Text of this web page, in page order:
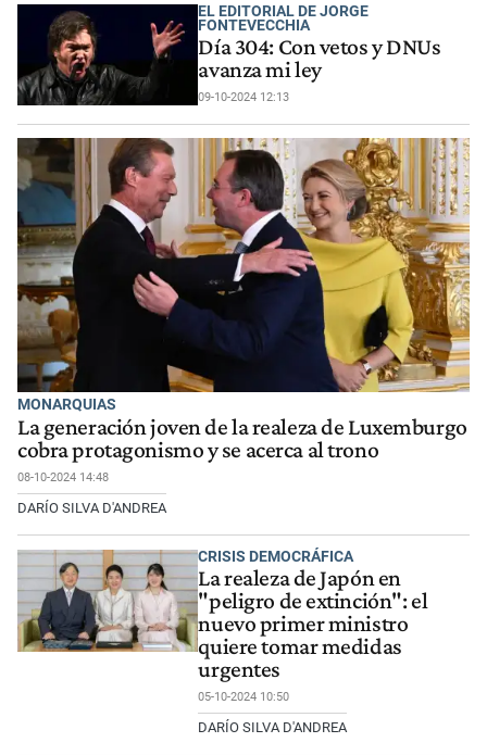
EL EDITORIAL DE JORGE
FONTEVECCHIA
Día 304: Con vetos y DNUs
avanza mi ley
09-10-2024 12:13
MONARQUIAS
La generación joven de la realeza de Luxemburgo
cobra protagonismo y se acerca al trono
08-10-2024 14:48
DARÍO SILVA D'ANDREA
CRISIS DEMOCRÁFICA
La realeza de Japón en
"peligro de extinción": el
nuevo primer ministro
quiere tomar medidas
urgentes
05-10-2024 10:50
DARÍO SILVA D'ANDREA